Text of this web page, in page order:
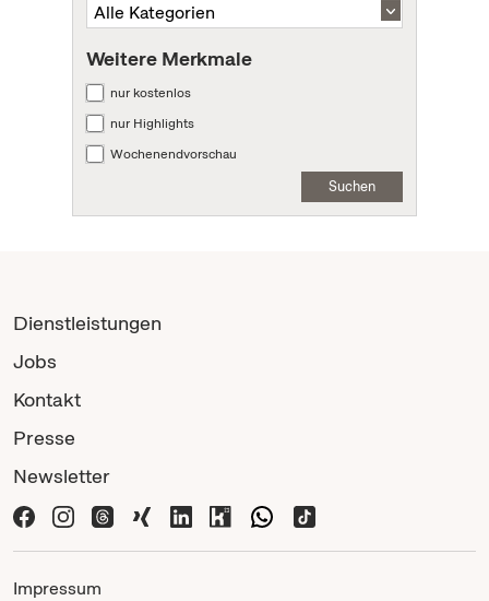
Weitere Merkmale
nur kostenlos
nur Highlights
Wochenendvorschau
Suchen
Dienstleistungen
Jobs
Kontakt
Presse
Newsletter
Impressum